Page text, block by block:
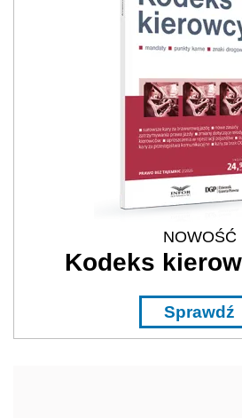
NOWOŚĆ
Kodeks
Sprawdź